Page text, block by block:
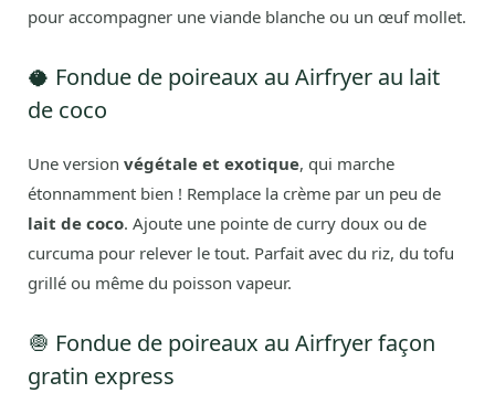
pour accompagner une viande blanche ou un œuf mollet.
🥥 Fondue de poireaux au Airfryer au lait
de coco
Une version végétale et exotique, qui marche
étonnamment bien ! Remplace la crème par un peu de
lait de coco. Ajoute une pointe de curry doux ou de
curcuma pour relever le tout. Parfait avec du riz, du tofu
grillé ou même du poisson vapeur.
🧅 Fondue de poireaux au Airfryer façon
gratin express